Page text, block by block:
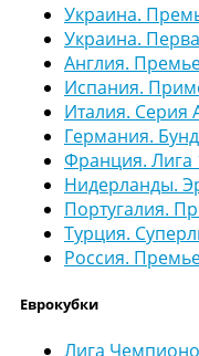
Украина.
Украина.
Англия.
Испания.
Италия. Серия
Германия.
Франция. Лига
Нидерланды.
Португалия.
Турция.
Россия.
Еврокубки
Лига